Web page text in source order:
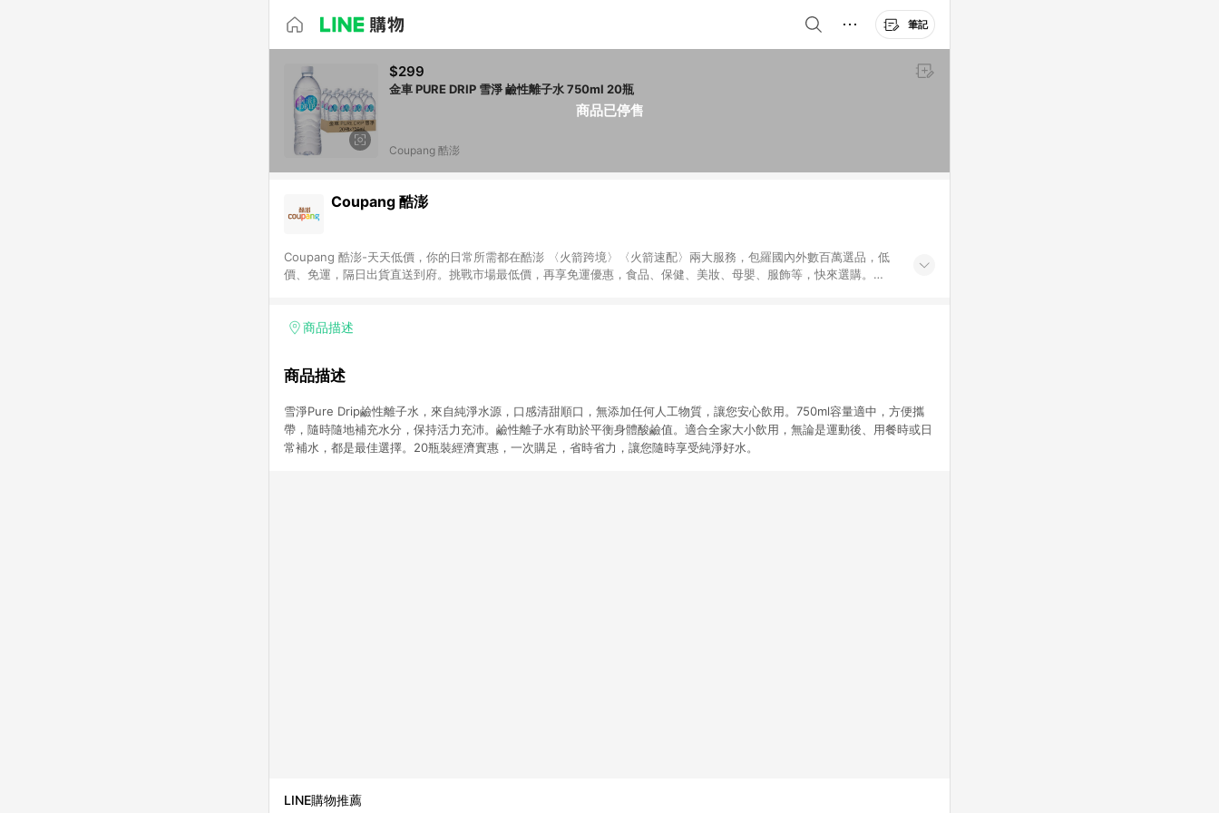
筆記
商品已停售
$299
金車 PURE DRIP 雪淨 鹼性離子水 750ml 20瓶
Coupang 酷澎
Coupang 酷澎
Coupang 酷澎-天天低價，你的日常所需都在酷澎 〈火箭跨境〉〈火箭速配〉兩大服務，包羅國內外數百萬選品，低
價、免運，隔日出貨直送到府。挑戰市場最低價，再享免運優惠，食品、保健、美妝、母嬰、服飾等，快來選購。
商品描述
商品描述
雪淨Pure Drip鹼性離子水，來自純淨水源，口感清甜順口，無添加任何人工物質，讓您安心飲用。750ml容量適中，方便攜
帶，隨時隨地補充水分，保持活力充沛。鹼性離子水有助於平衡身體酸鹼值。適合全家大小飲用，無論是運動後、用餐時或日
常補水，都是最佳選擇。20瓶裝經濟實惠，一次購足，省時省力，讓您隨時享受純淨好水。
LINE購物推薦